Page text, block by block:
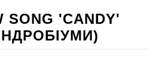
SONG 'CANDY'